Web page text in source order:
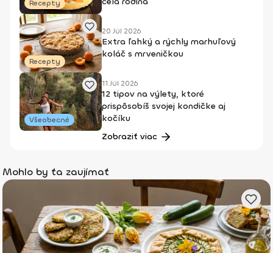
Recepty
Recepty
20 Júl 2026
Extra ľahký a rýchly marhuľový
koláč s mrveničkou
Všeobecné
11 Júl 2026
12 tipov na výlety, ktoré
prispôsobíš svojej kondičke aj
kočíku
Zobraziť viac
Mohlo by ťa zaujímať